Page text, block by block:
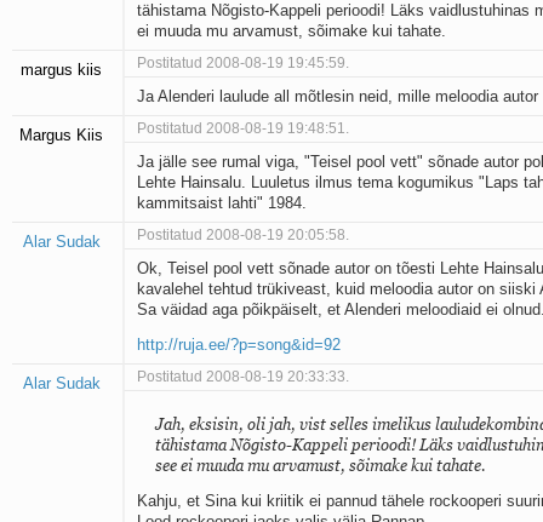
tähistama Nõgisto-Kappeli perioodi! Läks vaidlustuhinas
ei muuda mu arvamust, sõimake kui tahate.
margus kiis Postitatud 2008-08-19 19:45:59.
Ja Alenderi laulude all mõtlesin neid, mille meloodia autor
Margus Kiis Postitatud 2008-08-19 19:48:51.
Ja jälle see rumal viga, "Teisel pool vett" sõnade autor
Lehte Hainsalu. Luuletus ilmus tema kogumikus "Laps
kammitsaist lahti" 1984.
Alar Sudak Postitatud 2008-08-19 20:05:58.
Ok, Teisel pool vett sõnade autor on tõesti Lehte
kavalehel tehtud trükiveast, kuid meloodia autor on siiski
Sa väidad aga põikpäiselt, et Alenderi meloodiaid ei
http://ruja.ee/?p=song&id=92
Alar Sudak Postitatud 2008-08-19 20:33:33.
Jah, eksisin, oli jah, vist selles imelikus
tähistama Nõgisto-Kappeli perioodi! Läks
see ei muuda mu arvamust, sõimake kui tahate.
Kahju, et Sina kui kriitik ei pannud tähele rockooperi